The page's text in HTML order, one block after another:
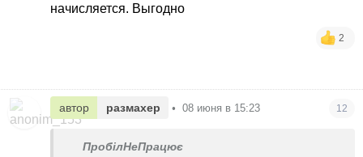
начисляется. Выгодно
2
автор размахер • 08 июня в 15:23 12
ПробілНеПрацює